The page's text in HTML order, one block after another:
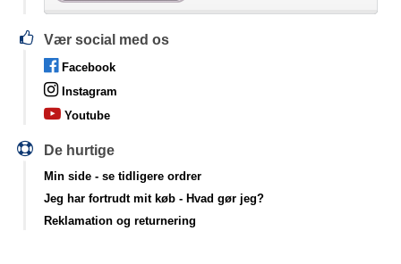
Vær social med os
Facebook
Instagram
Youtube
De hurtige
Min side - se tidligere ordrer
Jeg har fortrudt mit køb - Hvad gør jeg?
Reklamation og returnering